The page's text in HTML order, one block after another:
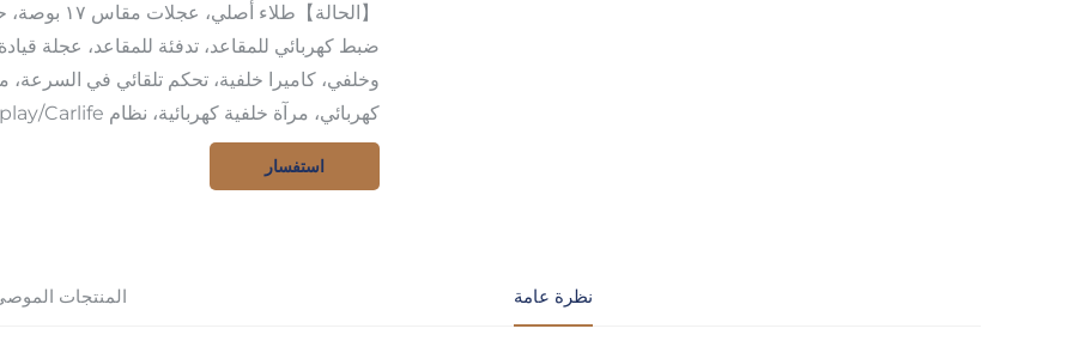
【الحالة】
ضبط كهربائي للمقاعد، تدفئة للمقاعد، عجلة
وخلفي، كاميرا خلفية، تحكم تلقائي في
كهربائي، مرآة خلفية كهربائية، نظام Carplay/Carlife، صندوق أمتعة كهربائي، إطارات شتوية.
استفسار
نظرة عامة المنتجات